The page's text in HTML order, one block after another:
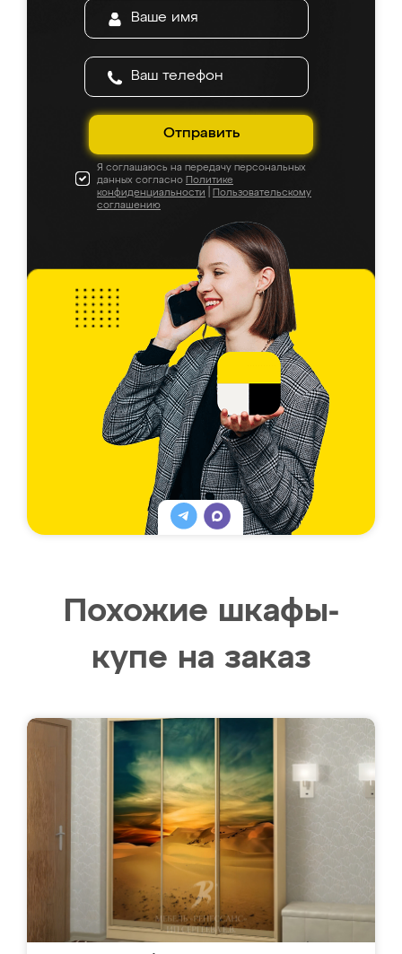
Отправить
Я соглашаюсь на передачу персональных
данных согласно Политике
конфиденциальности
Пользовательскому
соглашению
Похожие шкафы-
купе на заказ